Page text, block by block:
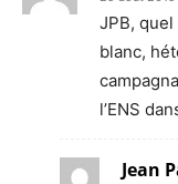
JPB,
blanc,
l’ENS
Jean